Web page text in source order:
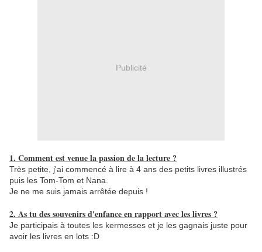
Publicité
1. Comment est venue la passion de la lecture ?
Très petite, j'ai commencé à lire à 4 ans des petits livres illustrés
puis les Tom-Tom et Nana.
Je ne me suis jamais arrêtée depuis !
2. As tu des souvenirs d'enfance en rapport avec les livres ?
Je participais à toutes les kermesses et je les gagnais juste pour
avoir les livres en lots :D